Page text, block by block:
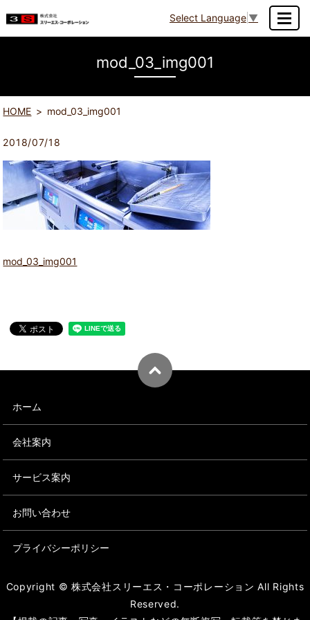
Select Language ▼
mod_03_img001
HOME mod_03_img001
2018/07/18
mod_03_img001
ホーム
会社案内
サービス案内
お問い合わせ
プライバシーポリシー
Copyright © 株式会社スリーエス・コーポレーション All Rights
Reserved.